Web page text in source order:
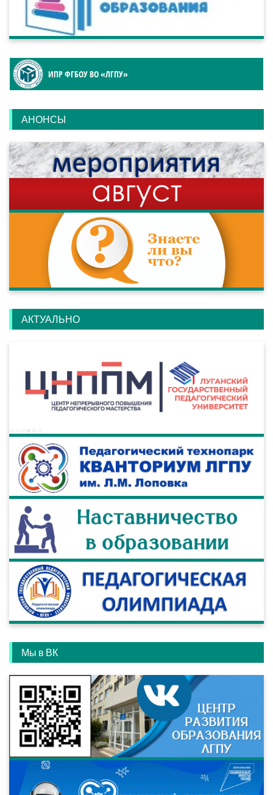
ИПР ФГБОУ ВО «ЛГПУ»
АНОНСЫ
АКТУАЛЬНО
Мы в ВК